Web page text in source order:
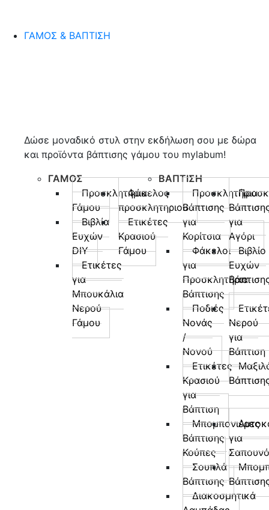
ΓΑΜΟΣ & ΒΑΠΤΙΣΗ
Δώσε μοναδικό στυλ στην εκδήλωση σου με δώρα
και προϊόντα βάπτισης γάμου του mylabum!
ΓΑΜΟΣ
Προσκλητήρια
Γάμου
Φάκελος
προσκλητηριου
Βιβλία
Ευχών
DIY
Ετικέτες
Κρασιού
Γάμου
Ετικέτες
για
Μπουκάλια
Νερού
Γάμου
ΒΑΠΤΙΣΗ
Προσκλητήρια
Βάπτισης
για
Κορίτσια
για
Αγόρι
Φάκελοι
για
Προσκλητήρια
Βάπτισης
Βιβλίο
Ευχών
Ποδιές
Νονάς
/
Νονού
Νερού
για
Βάπτιση
Ετικέτες
Κρασιού
για
Βάπτιση
Μπομπονιέρες
Βάπτισης
Κούπες
για
Σουπλά
Βάπτισης
Διακοσμητικά